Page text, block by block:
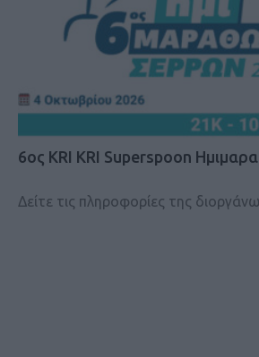
6ος KRI KRI Superspoon
Δείτε τις πληροφορίες της